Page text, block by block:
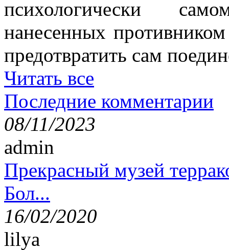
психологически
нанесенных
предотвратить сам
Читать все
Последние комментарии
08/11/2023
admin
Прекрасный музей
Бол...
16/02/2020
lilya